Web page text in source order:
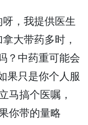
，我提供医生
大带药多时，
？中药重可能会
果只是你个人服
马搞个医嘱，
你带的量略